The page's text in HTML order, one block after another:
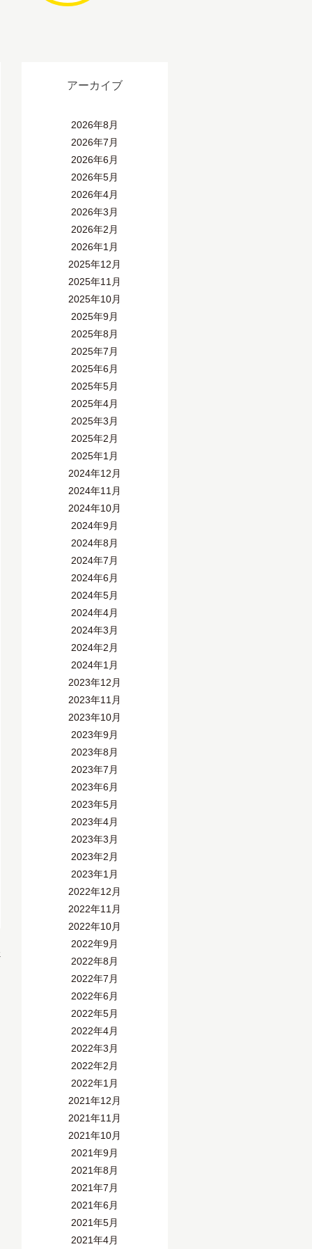
アーカイブ
2026年8月
2026年7月
2026年6月
2026年5月
2026年4月
2026年3月
2026年2月
2026年1月
2025年12月
2025年11月
2025年10月
2025年9月
2025年8月
2025年7月
2025年6月
2025年5月
2025年4月
2025年3月
2025年2月
2025年1月
2024年12月
2024年11月
2024年10月
2024年9月
2024年8月
2024年7月
2024年6月
2024年5月
2024年4月
2024年3月
2024年2月
2024年1月
2023年12月
2023年11月
2023年10月
2023年9月
2023年8月
2023年7月
2023年6月
2023年5月
2023年4月
2023年3月
2023年2月
2023年1月
2022年12月
2022年11月
2022年10月
2022年9月
2022年8月
2022年7月
2022年6月
2022年5月
2022年4月
2022年3月
2022年2月
2022年1月
2021年12月
2021年11月
2021年10月
2021年9月
2021年8月
2021年7月
2021年6月
2021年5月
2021年4月